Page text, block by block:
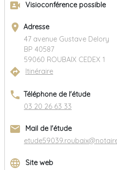
video_camera_front Visioconférence possible
place Adresse
47 avenue Gustave Delory
BP 40587
59060 ROUBAIX CEDEX 1
directions Itinéraire
phone Téléphone de l'étude
03 20 26 63 33
email
Mail de l'étude
language
Site web